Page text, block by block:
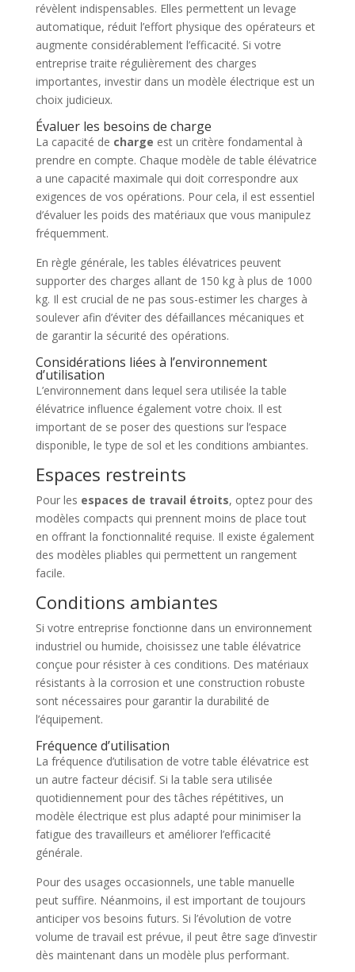
révèlent indispensables. Elles permettent un levage
automatique, réduit l’effort physique des opérateurs et
augmente considérablement l’efficacité. Si votre
entreprise traite régulièrement des charges
importantes, investir dans un modèle électrique est un
choix judicieux.
Évaluer les besoins de charge
La capacité de charge est un critère fondamental à
prendre en compte. Chaque modèle de table élévatrice
a une capacité maximale qui doit correspondre aux
exigences de vos opérations. Pour cela, il est essentiel
d’évaluer les poids des matériaux que vous manipulez
fréquemment.
En règle générale, les tables élévatrices peuvent
supporter des charges allant de 150 kg à plus de 1000
kg. Il est crucial de ne pas sous-estimer les charges à
soulever afin d’éviter des défaillances mécaniques et
de garantir la sécurité des opérations.
Considérations liées à l’environnement
d’utilisation
L’environnement dans lequel sera utilisée la table
élévatrice influence également votre choix. Il est
important de se poser des questions sur l’espace
disponible, le type de sol et les conditions ambiantes.
Espaces restreints
Pour les espaces de travail étroits, optez pour des
modèles compacts qui prennent moins de place tout
en offrant la fonctionnalité requise. Il existe également
des modèles pliables qui permettent un rangement
facile.
Conditions ambiantes
Si votre entreprise fonctionne dans un environnement
industriel ou humide, choisissez une table élévatrice
conçue pour résister à ces conditions. Des matériaux
résistants à la corrosion et une construction robuste
sont nécessaires pour garantir la durabilité de
l’équipement.
Fréquence d’utilisation
La fréquence d’utilisation de votre table élévatrice est
un autre facteur décisif. Si la table sera utilisée
quotidiennement pour des tâches répétitives, un
modèle électrique est plus adapté pour minimiser la
fatigue des travailleurs et améliorer l’efficacité
générale.
Pour des usages occasionnels, une table manuelle
peut suffire. Néanmoins, il est important de toujours
anticiper vos besoins futurs. Si l’évolution de votre
volume de travail est prévue, il peut être sage d’investir
dès maintenant dans un modèle plus performant.